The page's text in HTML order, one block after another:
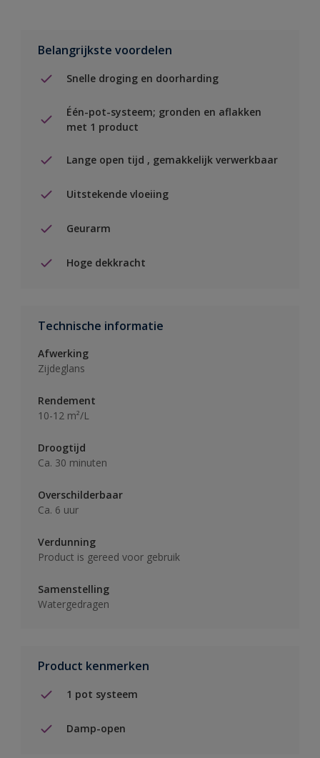
Belangrijkste voordelen
Snelle droging en doorharding
Één-pot-systeem; gronden en aflakken
met 1 product
Lange open tijd , gemakkelijk verwerkbaar
Uitstekende vloeiing
Geurarm
Hoge dekkracht
Technische informatie
Afwerking
Zijdeglans
Rendement
10-12 m²/L
Droogtijd
Ca. 30 minuten
Overschilderbaar
Ca. 6 uur
Verdunning
Product is gereed voor gebruik
Samenstelling
Watergedragen
Product kenmerken
1 pot systeem
Damp-open